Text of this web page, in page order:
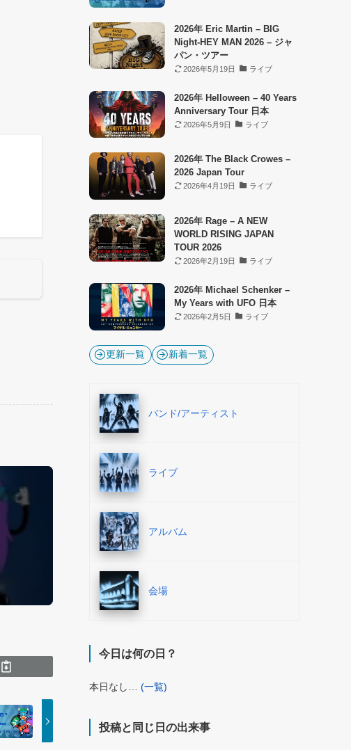
2026年 Eric Martin – BIG
Night-HEY MAN 2026 – ジャ
パン・ツアー
2026年5月19日 ライブ
2026年 Helloween – 40 Years
Anniversary Tour 日本
2026年5月9日 ライブ
2026年 The Black Crowes –
2026 Japan Tour
2026年4月19日 ライブ
2026年 Rage – A NEW
WORLD RISING JAPAN
TOUR 2026
2026年2月19日 ライブ
2026年 Michael Schenker –
My Years with UFO 日本
2026年2月5日 ライブ
更新一覧 新着一覧
バンド/アーティスト
ライブ
アルバム
会場
今日は何の日？
本日なし… (一覧)
投稿と同じ日の出来事